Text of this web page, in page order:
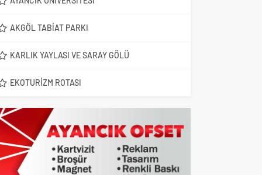
AKGÖL TABIAT PARKI
KARLIK YAYLASI VE SARAY GÖLÜ
EKOTURIZM ROTASI